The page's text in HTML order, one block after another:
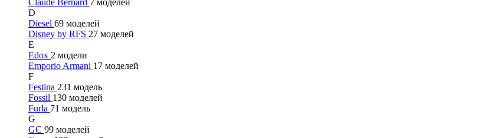
Claude Bernard 7 моделей
D
Diesel 69 моделей
Disney by RFS 27 моделей
E
Edox 2 модели
Emporio Armani 17 моделей
F
Festina 231 модель
Fossil 130 моделей
Furla 71 модель
G
GC 99 моделей